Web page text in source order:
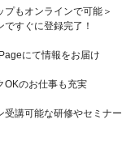
プもオンラインで可能＞
すぐに登録完了！
にて情報をお届け
OKのお仕事も充実
受講可能な研修やセミナー